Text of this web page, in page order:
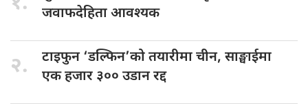
जवाफदेहिता आवश्यक
२. टाइफुन ‘डल्फिन’कोतयारीमा चीन, साङ्घाईमा
एक हजार ३०० उडान रद्द